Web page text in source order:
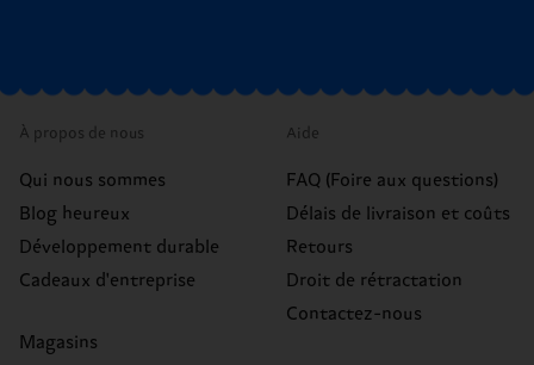
À propos de nous
Qui nous sommes
Blog heureux
Développement durable
Cadeaux d'entreprise
Magasins
Aide
FAQ (Foire aux questions)
Délais de livraison et coûts
Retours
Droit de rétractation
Contactez-nous